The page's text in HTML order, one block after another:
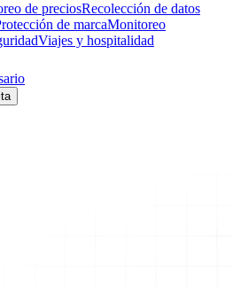
de preciosRecolección de datos
de marcaMonitoreo
Viajes y hospitalidad